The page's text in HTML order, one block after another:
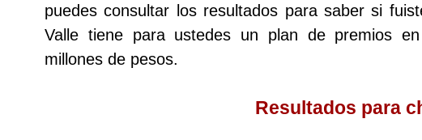
Antioqueñita Día
Antioqueñita Tarde
puedes consultar los resultados para saber si
Valle tiene para ustedes un plan de premios
millones de pesos.
Resultados para